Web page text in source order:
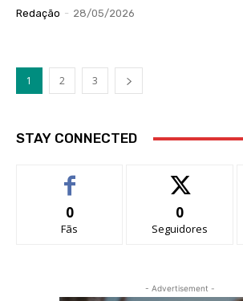
Redação - 28/05/2026
1 2 3
STAY CONNECTED
0
Fãs
0
Seguidores
- Advertisement -